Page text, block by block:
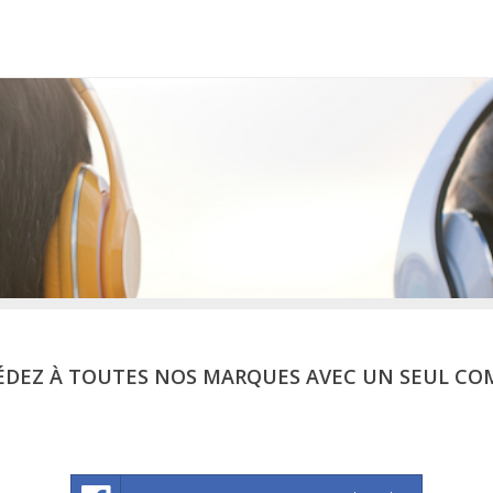
À TOUTES NOS MARQUES AVEC UN SEUL